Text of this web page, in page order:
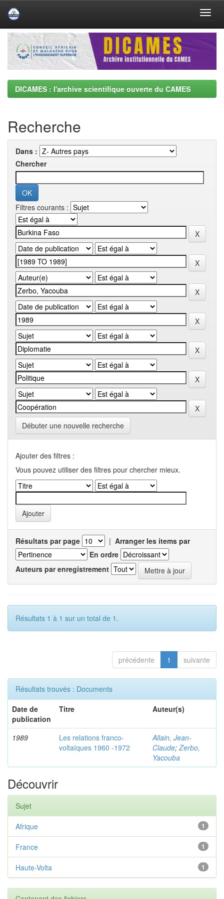
Skip
navigation
DICAMES : l'archive scientifique ouverte du CAMES
Recherche
Dans :
Chercher
Filtres courants :
Débuter une nouvelle recherche
Ajouter des filtres :
Vous pouvez utiliser des filtres pour chercher mieux.
Résultats par page | Arranger les items par
En ordre
Auteurs par enregistrement
Résultats 1 à 1 sur un total de 1.
précédente 1 suivante
Résultats trouvés : Documents
Date de
publication
Titre Auteur(s)
1989
Les relations franco-
voltaïques 1960 -1972
Allain, Jean-
Claude; Zerbo,
Yacouba
Découvrir
Sujet
1
Afrique
1
France
1
Haute-Volta